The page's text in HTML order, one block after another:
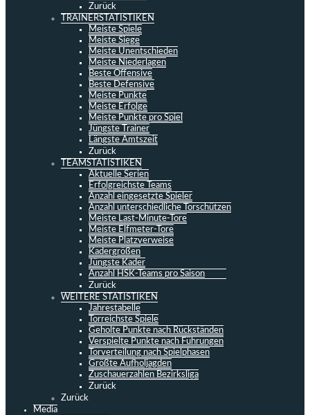
Zurück
TRAINERSTATISTIKEN
Meiste Spiele
Meiste Siege
Meiste Unentschieden
Meiste Niederlagen
Beste Offensive
Beste Defensive
Meiste Punkte
Meiste Erfolge
Meiste Punkte pro Spiel
Jüngste Trainer
Längste Amtszeit
Zurück
TEAMSTATISTIKEN
Aktuelle Serien
Erfolgreichste Teams
Anzahl eingesetzte Spieler
Anzahl unterschiedliche Torschützen
Meiste Last-Minute-Tore
Meiste Elfmeter-Tore
Meiste Platzverweise
Kadergrößen
Jüngste Kader
Anzahl HSK-Teams pro Saison
Zurück
WEITERE STATISTIKEN
Jahrestabelle
Torreichste Spiele
Geholte Punkte nach Rückständen
Verspielte Punkte nach Führungen
Torverteilung nach Spielphasen
Größte Aufholjagden
Zuschauerzahlen Bezirksliga
Zurück
Zurück
Media